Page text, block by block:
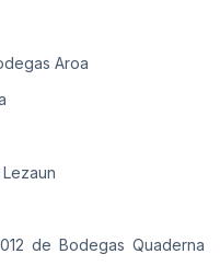
Aroa
de Bodegas Quaderna